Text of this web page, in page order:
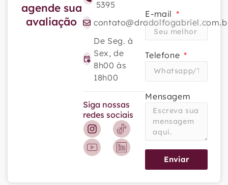
agende sua
avaliação
5395
De Seg. à
Sex, de
8h00 às
18h00
Siga nossas
redes sociais
E-mail
Telefone
Mensagem
Enviar